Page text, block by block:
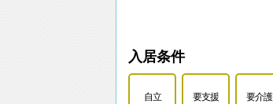
入居条件
自立 要支援 要介護